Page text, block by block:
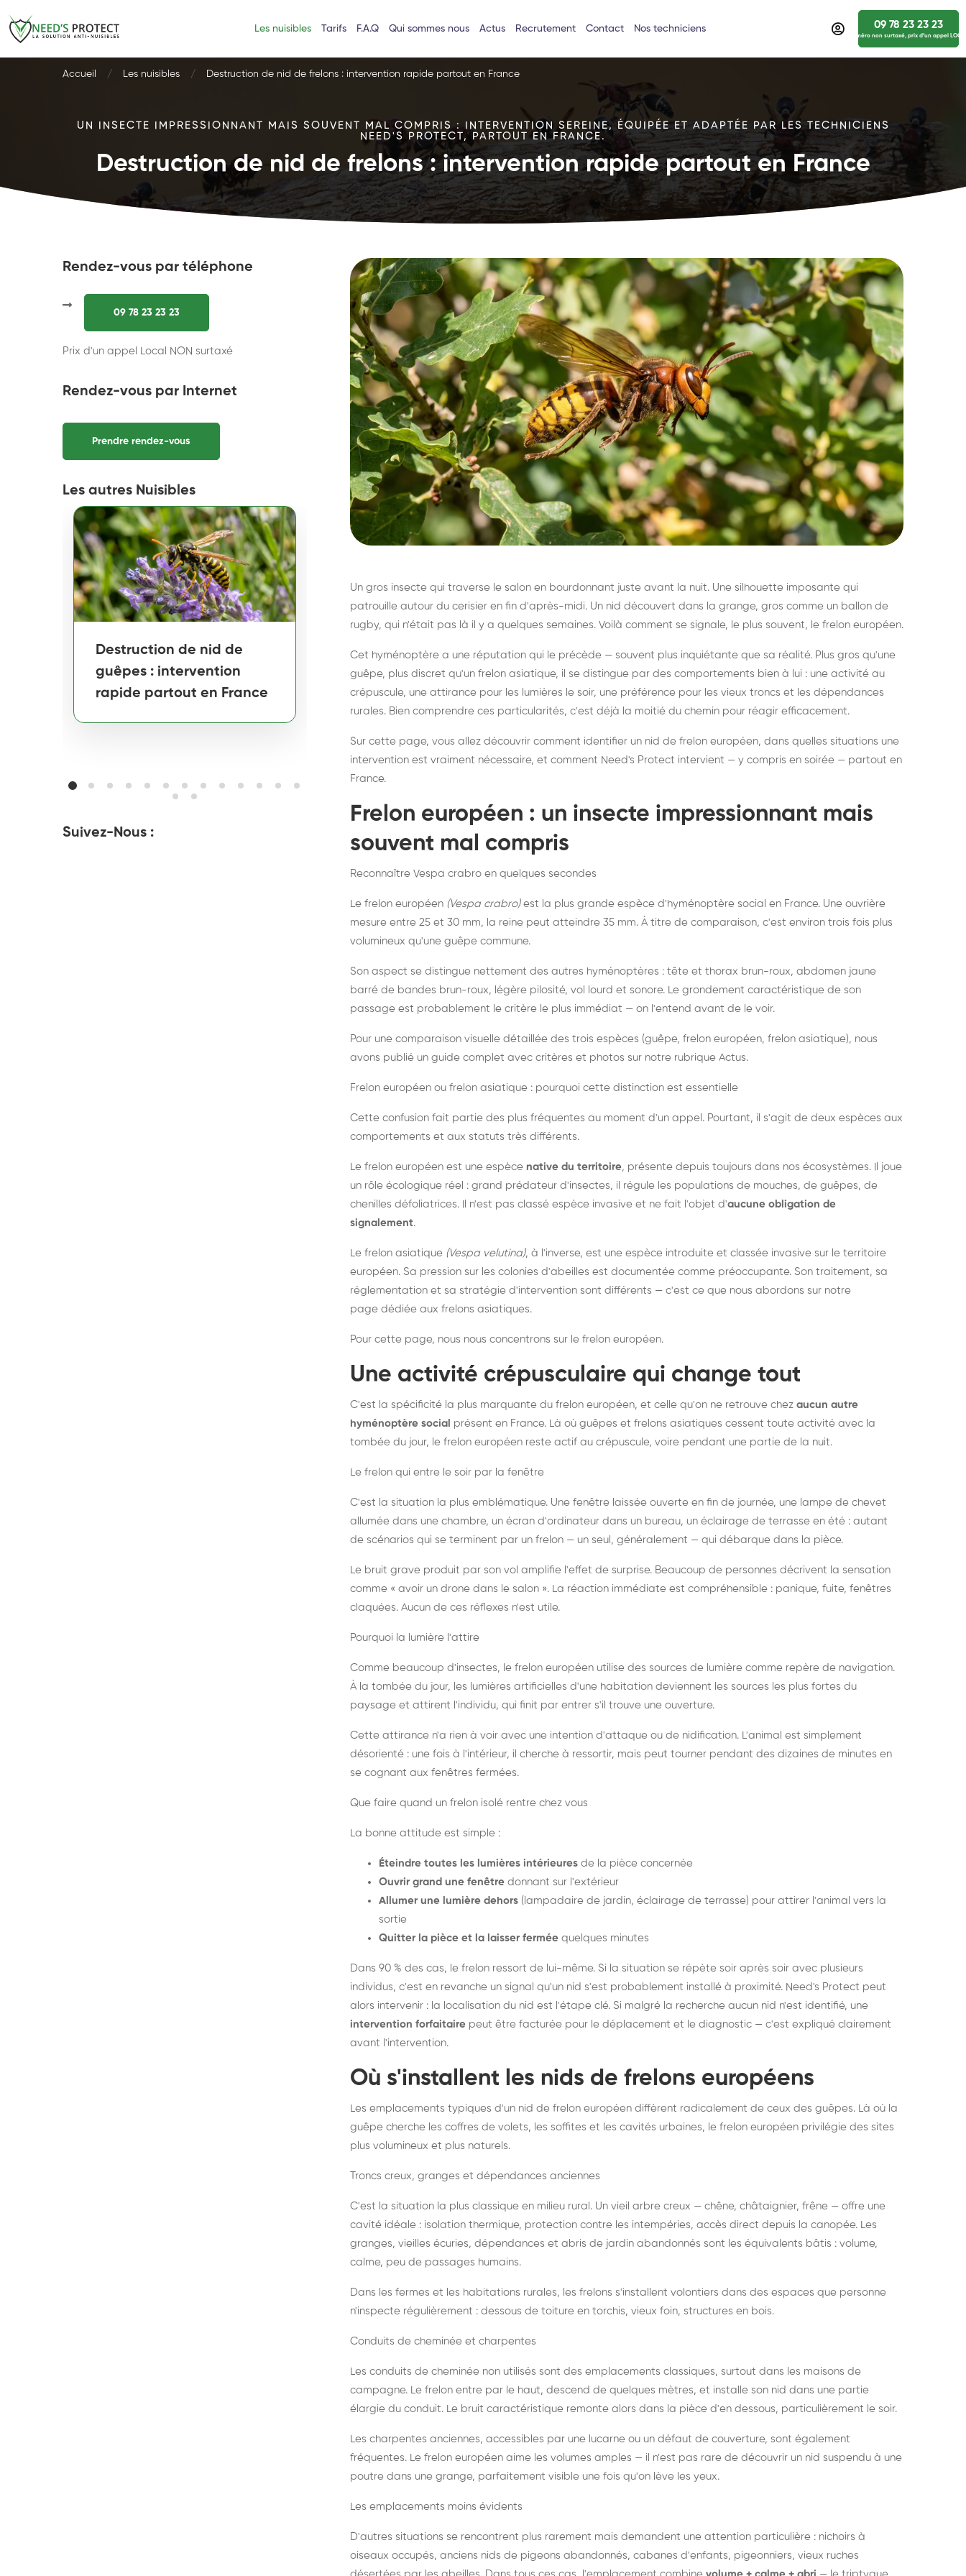
Les nuisibles Tarifs F.A.Q Qui sommes nous Actus Recrutement Contact Nos techniciens 09 78 23 23 23
numéro non surtaxé, prix d’un appel
Accueil Les nuisibles Destruction de nid de frelons : intervention rapide partout en France
UN INSECTE IMPRESSIONNANT MAIS SOUVENT MAL COMPRIS : INTERVENTION SEREINE, ÉQUIPÉE ET ADAPTÉE PAR LES TECHNICIENS
NEED'S PROTECT, PARTOUT EN FRANCE.
Destruction de nid de frelons : intervention rapide partout en France
Rendez-vous par téléphone
09 78 23 23 23
Prix d'un appel Local NON surtaxé
Rendez-vous par Internet
Prendre rendez-vous
Les autres Nuisibles
Destruction de nid de
guêpes : intervention
rapide partout en France
Destruction de nid de
frelons asiatiques :
intervention partout en
France
Dératisation : éliminer
durablement rats et
souris, partout en France
Suivez-Nous :
Un gros insecte qui traverse le salon en bourdonnant juste avant la nuit. Une silhouette imposante qui
patrouille autour du cerisier en fin d'après-midi. Un nid découvert dans la grange, gros comme un ballon de
rugby, qui n'était pas là il y a quelques semaines. Voilà comment se signale, le plus souvent, le frelon européen.
Cet hyménoptère a une réputation qui le précède — souvent plus inquiétante que sa réalité. Plus gros qu'une
guêpe, plus discret qu'un frelon asiatique, il se distingue par des comportements bien à lui : une activité au
crépuscule, une attirance pour les lumières le soir, une préférence pour les vieux troncs et les dépendances
rurales. Bien comprendre ces particularités, c'est déjà la moitié du chemin pour réagir efficacement.
Sur cette page, vous allez découvrir comment identifier un nid de frelon européen, dans quelles situations une
intervention est vraiment nécessaire, et comment Need's Protect intervient — y compris en soirée — partout en
France.
Frelon européen : un insecte impressionnant mais
souvent mal compris
Reconnaître Vespa crabro en quelques secondes
Le frelon européen (Vespa crabro)est la plus grande espèce d'hyménoptère social en France. Une ouvrière
mesure entre 25 et 30 mm, la reine peut atteindre 35 mm. À titre de comparaison, c'est environ trois fois plus
volumineux qu'une guêpe commune.
Son aspect se distingue nettement des autres hyménoptères : tête et thorax brun-roux, abdomen jaune
barré de bandes brun-roux, légère pilosité, vol lourd et sonore. Le grondement caractéristique de son
passage est probablement le critère le plus immédiat — on l'entend avant de le voir.
Pour une comparaison visuelle détaillée des trois espèces (guêpe, frelon européen, frelon asiatique), nous
avons publié un guide complet avec critères et photos sur notre rubrique Actus.
Frelon européen ou frelon asiatique : pourquoi cette distinction est essentielle
Cette confusion fait partie des plus fréquentes au moment d'un appel. Pourtant, il s'agit de deux espèces aux
comportements et aux statuts très différents.
Le frelon européen est une espèce native du territoire, présente depuis toujours dans nos écosystèmes. Il joue
un rôle écologique réel : grand prédateur d'insectes, il régule les populations de mouches, de guêpes, de
chenilles défoliatrices. Il n'est pas classé espèce invasive et ne fait l'objet d'aucune obligation de
signalement.
Le frelon asiatique (Vespa velutina), à l'inverse, est une espèce introduite et classée invasive sur le territoire
européen. Sa pression sur les colonies d'abeilles est documentée comme préoccupante. Son traitement, sa
réglementation et sa stratégie d'intervention sont différents — c'est ce que nous abordons sur notre
page dédiée aux frelons asiatiques.
Pour cette page, nous nous concentrons sur le frelon européen.
Une activité crépusculaire qui change tout
C'est la spécificité la plus marquante du frelon européen, et celle qu'on ne retrouve chez aucun autre
hyménoptère social présent en France. Là où guêpes et frelons asiatiques cessent toute activité avec la
tombée du jour, le frelon européen reste actif au crépuscule, voire pendant une partie de la nuit.
Le frelon qui entre le soir par la fenêtre
C'est la situation la plus emblématique. Une fenêtre laissée ouverte en fin de journée, une lampe de chevet
allumée dans une chambre, un écran d'ordinateur dans un bureau, un éclairage de terrasse en été : autant
de scénarios qui se terminent par un frelon — un seul, généralement — qui débarque dans la pièce.
Le bruit grave produit par son vol amplifie l'effet de surprise. Beaucoup de personnes décrivent la sensation
comme « avoir un drone dans le salon ». La réaction immédiate est compréhensible : panique, fuite, fenêtres
claquées. Aucun de ces réflexes n'est utile.
Pourquoi la lumière l'attire
Comme beaucoup d'insectes, le frelon européen utilise des sources de lumière comme repère de navigation.
À la tombée du jour, les lumières artificielles d'une habitation deviennent les sources les plus fortes du
paysage et attirent l'individu, qui finit par entrer s'il trouve une ouverture.
Cette attirance n'a rien à voir avec une intention d'attaque ou de nidification. L'animal est simplement
désorienté : une fois à l'intérieur, il cherche à ressortir, mais peut tourner pendant des dizaines de minutes en
se cognant aux fenêtres fermées.
Que faire quand un frelon isolé rentre chez vous
La bonne attitude est simple :
Éteindre toutes les lumières intérieures de la pièce concernée
Ouvrir grand une fenêtre donnant sur l'extérieur
Allumer une lumière dehors (lampadaire de jardin, éclairage de terrasse) pour attirer l'animal vers la
sortie
Quitter la pièce et la laisser fermée quelques minutes
Dans 90 % des cas, le frelon ressort de lui-même. Si la situation se répète soir après soir avec plusieurs
individus, c'est en revanche un signal qu'un nid s'est probablement installé à proximité. Need's Protect peut
alors intervenir : la localisation du nid est l'étape clé. Si malgré la recherche aucun nid n'est identifié, une
intervention forfaitaire peut être facturée pour le déplacement et le diagnostic — c'est expliqué clairement
avant l'intervention.
Où s'installent les nids de frelons européens
Les emplacements typiques d'un nid de frelon européen diffèrent radicalement de ceux des guêpes. Là où la
guêpe cherche les coffres de volets, les soffites et les cavités urbaines, le frelon européen privilégie des sites
plus volumineux et plus naturels.
Troncs creux, granges et dépendances anciennes
C'est la situation la plus classique en milieu rural. Un vieil arbre creux — chêne, châtaignier, frêne — offre une
cavité idéale : isolation thermique, protection contre les intempéries, accès direct depuis la canopée. Les
granges, vieilles écuries, dépendances et abris de jardin abandonnés sont les équivalents bâtis : volume,
calme, peu de passages humains.
Dans les fermes et les habitations rurales, les frelons s'installent volontiers dans des espaces que personne
n'inspecte régulièrement : dessous de toiture en torchis, vieux foin, structures en bois.
Conduits de cheminée et charpentes
Les conduits de cheminée non utilisés sont des emplacements classiques, surtout dans les maisons de
campagne. Le frelon entre par le haut, descend de quelques mètres, et installe son nid dans une partie
élargie du conduit. Le bruit caractéristique remonte alors dans la pièce d'en dessous, particulièrement le soir.
Les charpentes anciennes, accessibles par une lucarne ou un défaut de couverture, sont également
fréquentes. Le frelon européen aime les volumes amples — il n'est pas rare de découvrir un nid suspendu à une
poutre dans une grange, parfaitement visible une fois qu'on lève les yeux.
Les emplacements moins évidents
D'autres situations se rencontrent plus rarement mais demandent une attention particulière : nichoirs à
oiseaux occupés, anciens nids de pigeons abandonnés, cabanes d'enfants, pigeonniers, vieux ruches